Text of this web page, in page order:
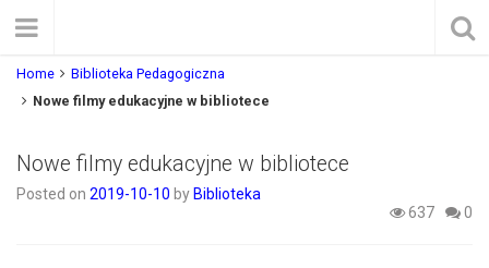
Home
Biblioteka Pedagogiczna
Nowe filmy edukacyjne w bibliotece
Nowe filmy edukacyjne w bibliotece
Posted on 2019-10-10 by Biblioteka
637
0